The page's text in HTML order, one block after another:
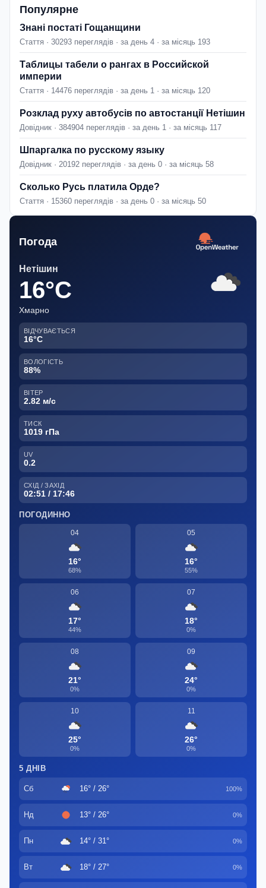
Популярне
Знані постаті Гощанщини
Стаття · 30293 переглядів · за день 4 · за місяць 193
Таблицы табели о рангах в Российской
империи
Стаття · 14476 переглядів · за день 1 · за місяць 120
Розклад руху автобусів по автостанції Нетішин
Довідник · 384904 переглядів · за день 1 · за місяць 117
Шпаргалка по русскому языку
Довідник · 20192 переглядів · за день 0 · за місяць 58
Сколько Русь платила Орде?
Стаття · 15360 переглядів · за день 0 · за місяць 50
Погода
Нетішин
16°C
Хмарно
ВІДЧУВАЄТЬСЯ
16°C
ВОЛОГІСТЬ
88%
ВІТЕР
2.82 м/с
ТИСК
1019 гПа
UV
0.2
СХІД / ЗАХІД
02:51 / 17:46
ПОГОДИННО
04
16°
68%
05
16°
55%
06
17°
44%
07
18°
0%
08
21°
0%
09
24°
0%
10
25°
0%
11
26°
0%
5 ДНІВ
Сб 16° / 26° 100%
Нд 13° / 26° 0%
Пн 14° / 31° 0%
Вт 18° / 27° 0%